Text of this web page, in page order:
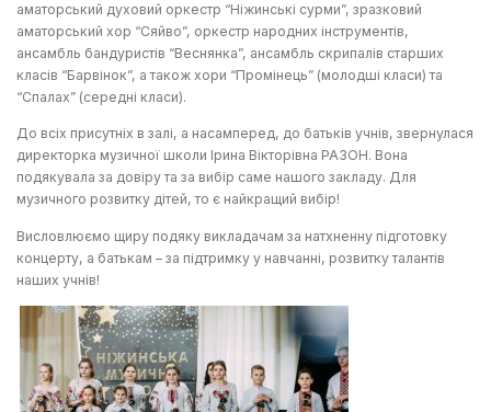
аматорський духовий оркестр “Ніжинські сурми”, зразковий
аматорський хор “Сяйво”, оркестр народних інструментів,
ансамбль бандуристів “Веснянка”, ансамбль скрипалів старших
класів “Барвінок”, а також хори “Промінець” (молодші класи) та
“Спалах” (середні класи).
До всіх присутніх в залі, а насамперед, до батьків учнів, звернулася
директорка музичної школи Ірина Вікторівна РАЗОН. Вона
подякувала за довіру та за вибір саме нашого закладу. Для
музичного розвитку дітей, то є найкращий вибір!
Висловлюємо щиру подяку викладачам за натхненну підготовку
концерту, а батькам – за підтримку у навчанні, розвитку талантів
наших учнів!